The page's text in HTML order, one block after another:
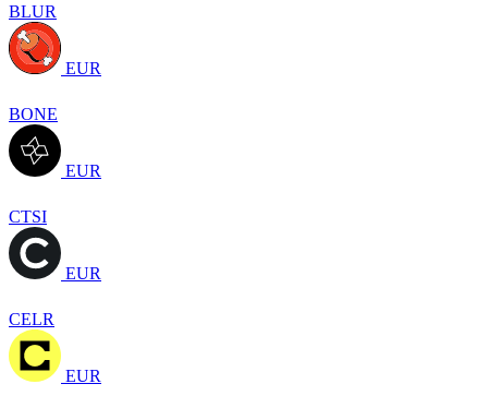
BLUR
EUR
BONE
EUR
CTSI
EUR
CELR
EUR